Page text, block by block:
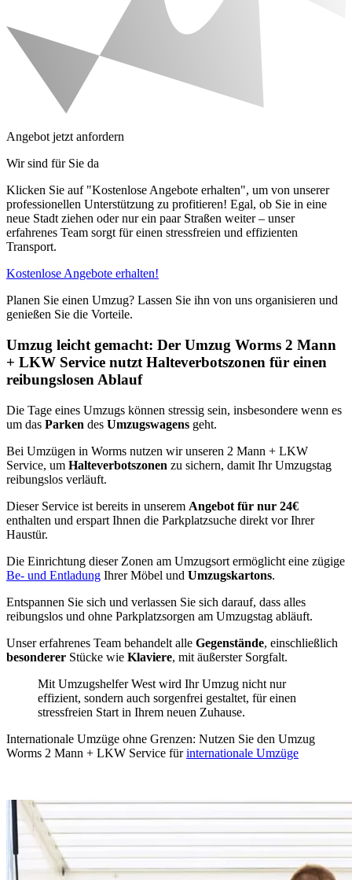
Angebot jetzt anfordern
Wir sind für Sie da
Klicken Sie auf "Kostenlose Angebote erhalten", um von unserer
professionellen Unterstützung zu profitieren! Egal, ob Sie in eine
neue Stadt ziehen oder nur ein paar Straßen weiter – unser
erfahrenes Team sorgt für einen stressfreien und effizienten
Transport.
Kostenlose Angebote erhalten!
Planen Sie einen Umzug? Lassen Sie ihn von uns organisieren und
genießen Sie die Vorteile.
Umzug leicht gemacht: Der Umzug Worms 2 Mann
+ LKW Service nutzt Halteverbotszonen für einen
reibungslosen Ablauf
Die Tage eines Umzugs können stressig sein, insbesondere wenn es
um das Parken des Umzugswagens geht.
Bei Umzügen in Worms nutzen wir unseren 2 Mann + LKW
Service, um Halteverbotszonen zu sichern, damit Ihr Umzugstag
reibungslos verläuft.
Dieser Service ist bereits in unserem Angebot für nur 24€
enthalten und erspart Ihnen die Parkplatzsuche direkt vor Ihrer
Haustür.
Die Einrichtung dieser Zonen am Umzugsort ermöglicht eine zügige
Be- und Entladung Ihrer Möbel und Umzugskartons.
Entspannen Sie sich und verlassen Sie sich darauf, dass alles
reibungslos und ohne Parkplatzsorgen am Umzugstag abläuft.
Unser erfahrenes Team behandelt alle Gegenstände, einschließlich
besonderer Stücke wie Klaviere, mit äußerster Sorgfalt.
Mit Umzugshelfer West wird Ihr Umzug nicht nur
effizient, sondern auch sorgenfrei gestaltet, für einen
stressfreien Start in Ihrem neuen Zuhause.
Internationale Umzüge ohne Grenzen: Nutzen Sie den Umzug
Worms 2 Mann + LKW Service fürinternationale Umzüge